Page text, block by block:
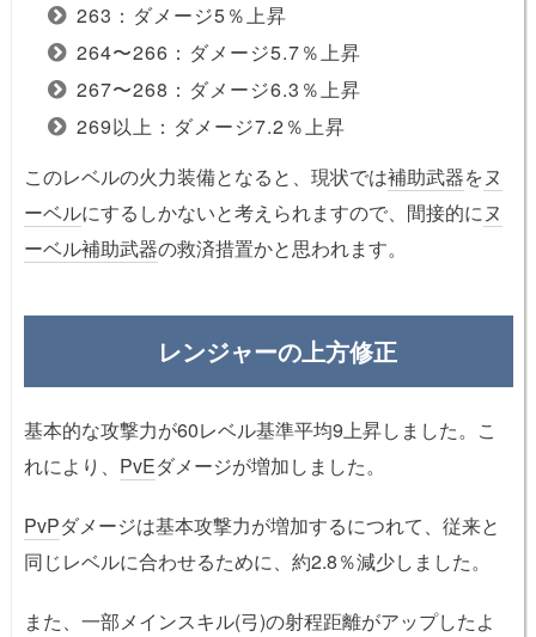
263：ダメージ5％上昇
264〜266：ダメージ5.7％上昇
267〜268：ダメージ6.3％上昇
269以上：ダメージ7.2％上昇
このレベルの火力装備となると、現状では補助武器をヌ
ーベルにするしかないと考えられますので、間接的にヌ
ーベル補助武器の救済措置かと思われます。
レンジャーの上方修正
基本的な攻撃力が60レベル基準平均9上昇しました。こ
れにより、 PvEダメージが増加しました。
PvPダメージは基本攻撃力が増加するにつれて、従来と
同じレベルに合わせるために、約2.8％減少しました。
また、一部メインスキル(弓)の射程距離がアップしたよ